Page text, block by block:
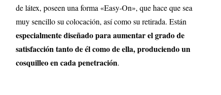
de látex, poseen una forma «Easy-On», que hace que sea
muy sencillo su colocación, así como su retirada. Están
especialmente diseñado para aumentar el grado de
satisfacción tanto de él como de ella, produciendo un
cosquilleo en cada penetración.